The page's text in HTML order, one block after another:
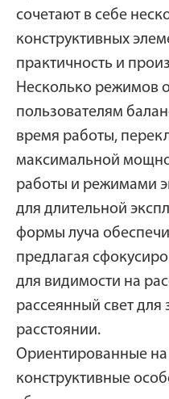
сочетают в себе
конструктивных
практичность и
Несколько режимов
пользователям
время работы,
максимальной
работы и режимами
для длительной
формы луча
предлагая
для видимости на
рассеянный свет для
расстоянии.
Ориентированные
конструктивные